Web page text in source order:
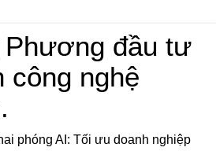
Phương đầu tư
công nghệ
phóng AI: Tối ưu doanh nghiệp